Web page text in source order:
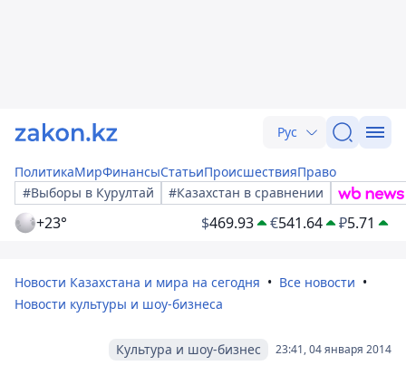
Рус
ПолитикаМирФинансыСтатьиПроисшествияПраво
#Выборы в Курултай
#Казахстан в сравнении
+23° $469.93 €541.64 ₽5.71
Новости Казахстана и мира на сегодня
Все новости
Новости культуры и шоу-бизнеса
23:41, 04 января 2014
Культура и шоу-бизнес